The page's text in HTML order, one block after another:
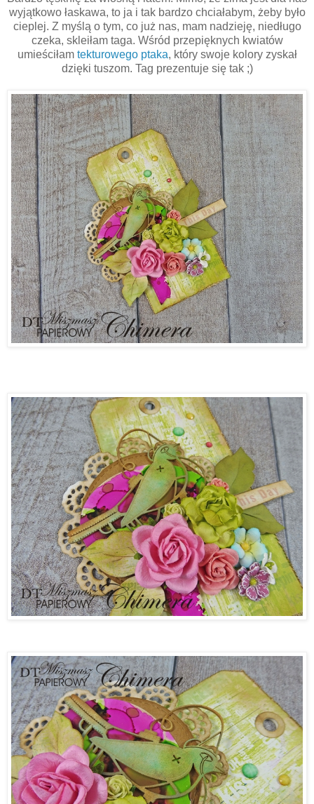
wyjątkowo łaskawa, to ja i tak bardzo chciałabym, żeby było
cieplej. Z myślą o tym, co już nas, mam nadzieję, niedługo
czeka, skleiłam taga. Wśród przepięknych kwiatów
umieściłam tekturowego ptaka, który swoje kolory zyskał
dzięki tuszom. Tag prezentuje się tak ;)